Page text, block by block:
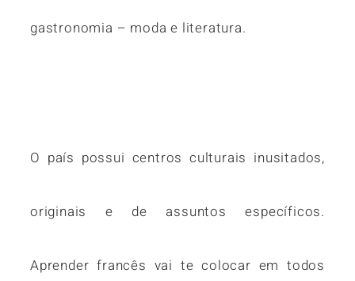
gastronomia – moda e literatura.
O país possui centros culturais inusitados,
originais e de assuntos específicos.
Aprender francês vai te colocar em todos